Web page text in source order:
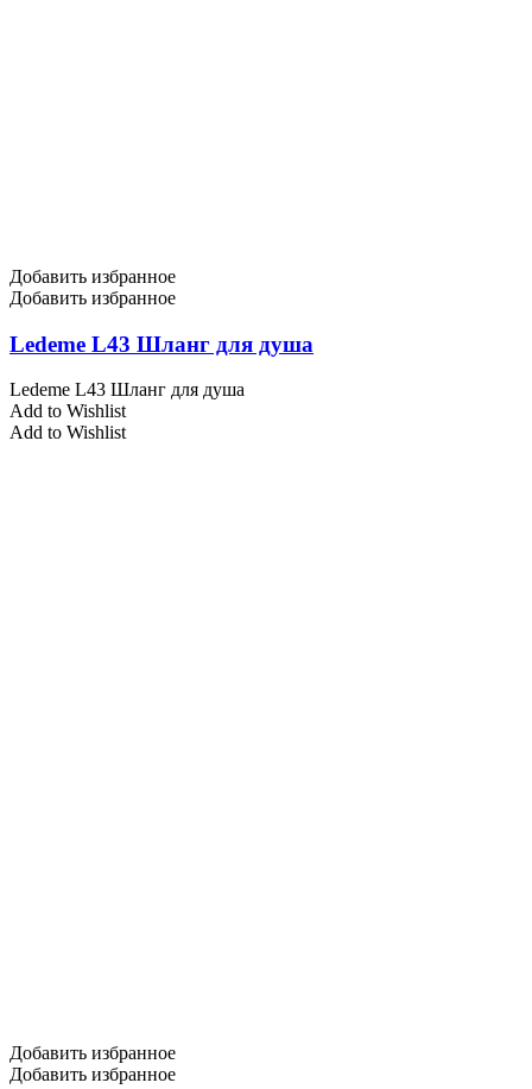
Добавить избранное
Добавить избранное
Ledeme L43 Шланг для душа
Ledeme L43 Шланг для душа
Add to Wishlist
Add to Wishlist
Добавить избранное
Добавить избранное